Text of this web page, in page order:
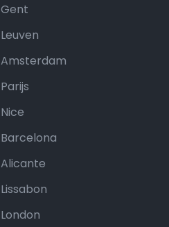
Gent
Leuven
Amsterdam
Parijs
Nice
Barcelona
Alicante
Lissabon
London